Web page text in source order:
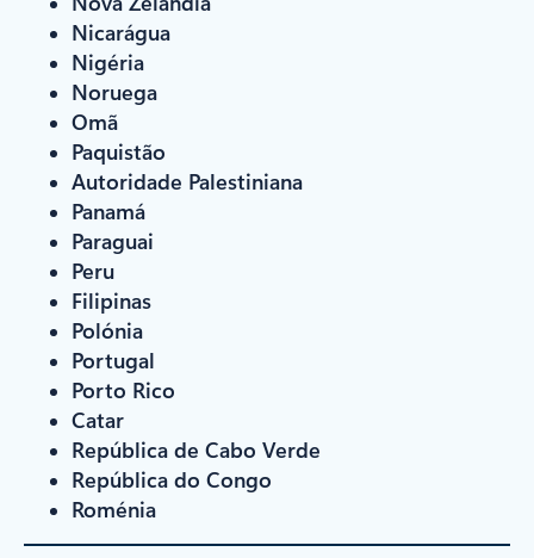
Nicarágua
Nigéria
Noruega
Omã
Paquistão
Autoridade Palestiniana
Panamá
Paraguai
Peru
Filipinas
Polónia
Portugal
Porto Rico
Catar
República de Cabo Verde
República do Congo
Roménia